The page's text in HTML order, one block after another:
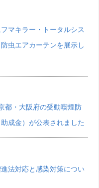
マキラー・トータルシス
虫エアカーテンを展示し
・大阪府の受動喫煙防
成金）が公表されました
法対応と感染対策につい